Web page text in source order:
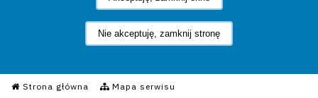
Nie akceptuję, zamknij stronę
Strona główna Mapa serwisu
Informacyjny Serwis